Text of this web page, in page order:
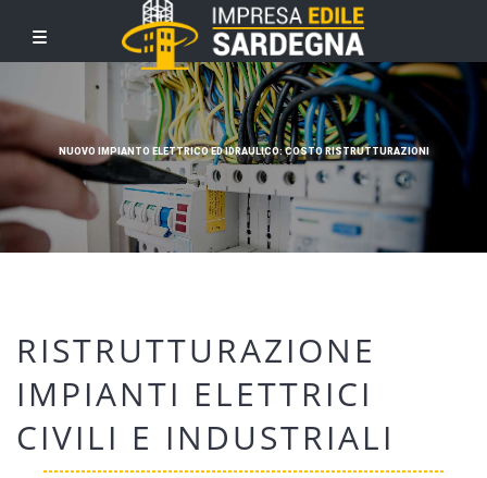
NUOVO IMPIANTO ELETTRICO ED IDRAULICO: COSTO RISTRUTTURAZIONI
RISTRUTTURAZIONE
IMPIANTI ELETTRICI
CIVILI E INDUSTRIALI